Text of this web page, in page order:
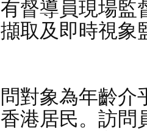
督導員現場
取及即時視象
對象為年齡介
港居民。訪問